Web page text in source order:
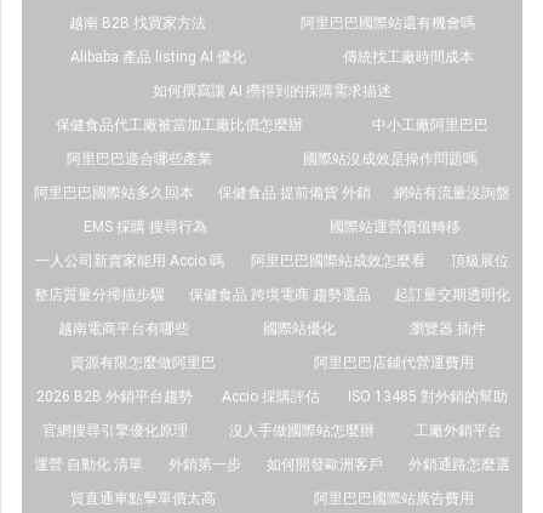
越南 B2B 找買家方法
阿里巴巴國際站還有機會嗎
Alibaba 產品 listing AI 優化
傳統找工廠時間成本
如何撰寫讓 AI 撈得到的採購需求描述
保健食品代工廠被當加工廠比價怎麼辦
中小工廠阿里巴巴
阿里巴巴適合哪些產業
國際站沒成效是操作問題嗎
阿里巴巴國際站多久回本
保健食品 提前備貨 外銷
網站有流量沒詢盤
EMS 採購 搜尋行為
國際站運營價值轉移
一人公司新賣家能用 Accio 嗎
阿里巴巴國際站成效怎麼看
頂級展位
整店質量分掃描步驟
保健食品 跨境電商 趨勢選品
起訂量交期透明化
越南電商平台有哪些
國際站優化
瀏覽器 插件
資源有限怎麼做阿里巴
阿里巴巴店鋪代營運費用
2026 B2B 外銷平台趨勢
Accio 採購評估
ISO 13485 對外銷的幫助
官網搜尋引擎優化原理
沒人手做國際站怎麼辦
工廠外銷平台
運營 自動化 清單
外銷第一步 如何開發歐洲客戶
外銷通路怎麼選
貿直通車點擊單價太高
阿里巴巴國際站廣告費用